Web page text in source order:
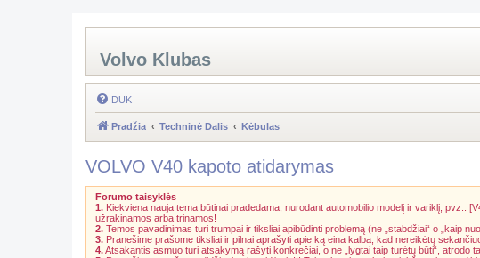
Volvo Klubas
DUK
Pradžia Techninė Dalis Kėbulas
VOLVO V40 kapoto atidarymas
Forumo taisyklės
1. Kiekviena nauja tema būtinai pradedama, nurodant automobilio modelį ir variklį, pvz.:
užrakinamos arba trinamos!
2. Temos pavadinimas turi trumpai ir tiksliai apibūdinti problemą (ne „stabdžiai“ o „kaip
3. Pranešime prašome tiksliai ir pilnai aprašyti apie ką eina kalba, kad nereikėtų
4.Atsakantis asmuo turi atsakymą rašyti konkrečiai, o ne „lygtai taip turėtų būti“, atrodo